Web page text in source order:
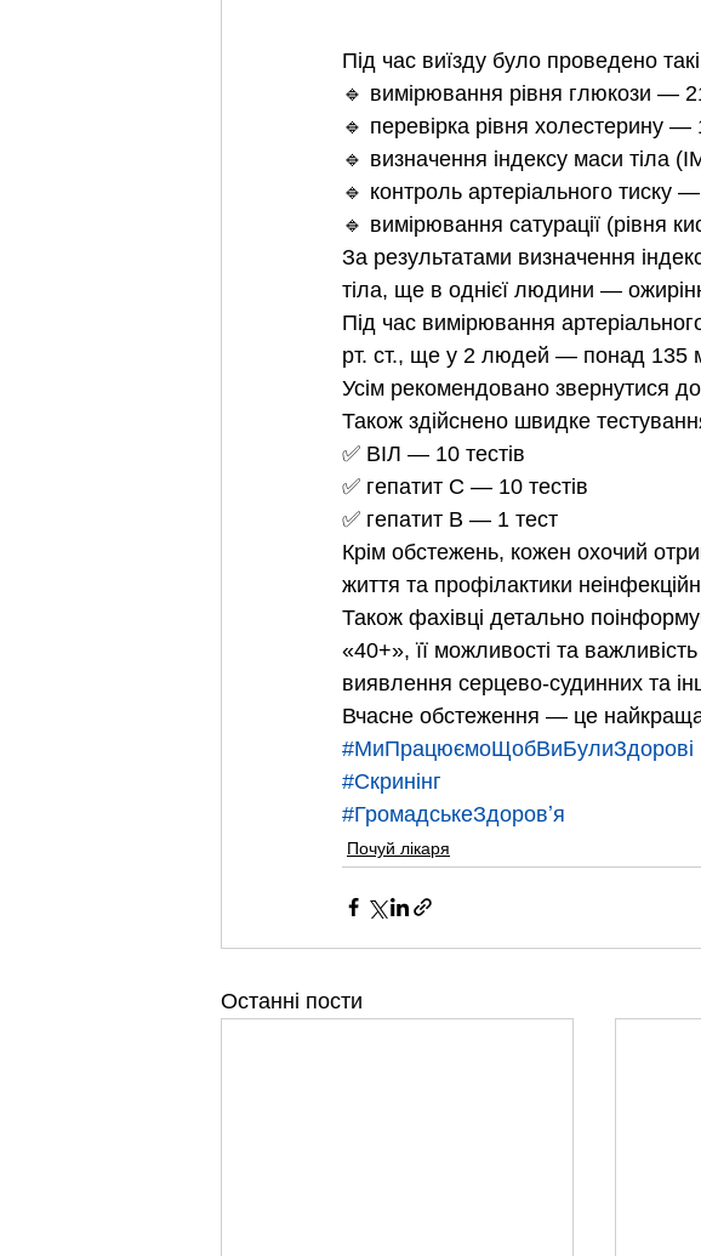
Під час виїзду було проведено
🔹 вимірювання рівня глюкози —
🔹 перевірка рівня холестерину
🔹 визначення індексу маси тіла
🔹 контроль артеріального тиску
🔹 вимірювання сатурації (рівня
За результатами визначення
тіла, ще в однієї людини —
Під час вимірювання
рт. ст., ще у 2 людей — понад 135
Усім рекомендовано звернутися
Також здійснено швидке
✅ ВІЛ — 10 тестів
✅ гепатит С — 10 тестів
✅ гепатит В — 1 тест
Крім обстежень, кожен охочий
життя та профілактики
Також фахівці детально
«40+», її можливості та
виявлення серцево-судинних та
Вчасне обстеження — це найкраща
#МиПрацюємоЩобВиБулиЗдорові
#Скринінг
#ГромадськеЗдоровʼя
Почуй лікаря
Останні пости